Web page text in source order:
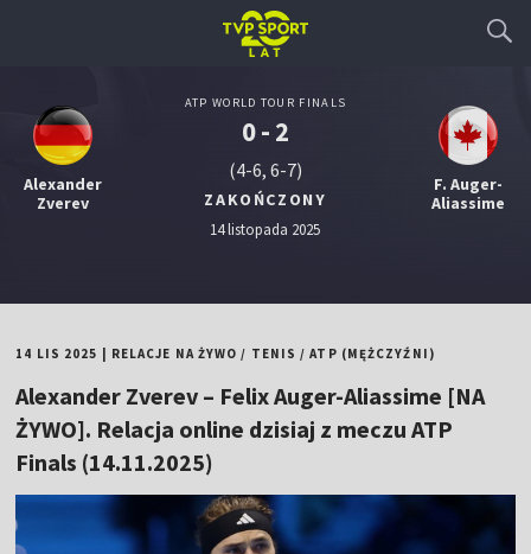
Alexander
Zverev
ATP WORLD TOUR FINALS
0 - 2
(4-6, 6-7)
ZAKOŃCZONY
14 listopada 2025
F. Auger-
Aliassime
14 LIS 2025 RELACJE NA ŻYWO / TENIS /ATP (MĘŻCZYŹNI)
Alexander Zverev – Felix Auger-Aliassime [NA
ŻYWO]. Relacja online dzisiaj z meczu ATP
Finals (14.11.2025)